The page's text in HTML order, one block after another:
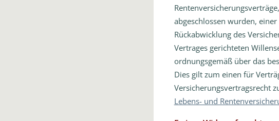
abgeschlossen wurden,
Rückabwicklung des
Vertrages gerichteten
ordnungsgemäß über das
Dies gilt zum einen für
Versicherungsvertragsrecht
Lebens- und